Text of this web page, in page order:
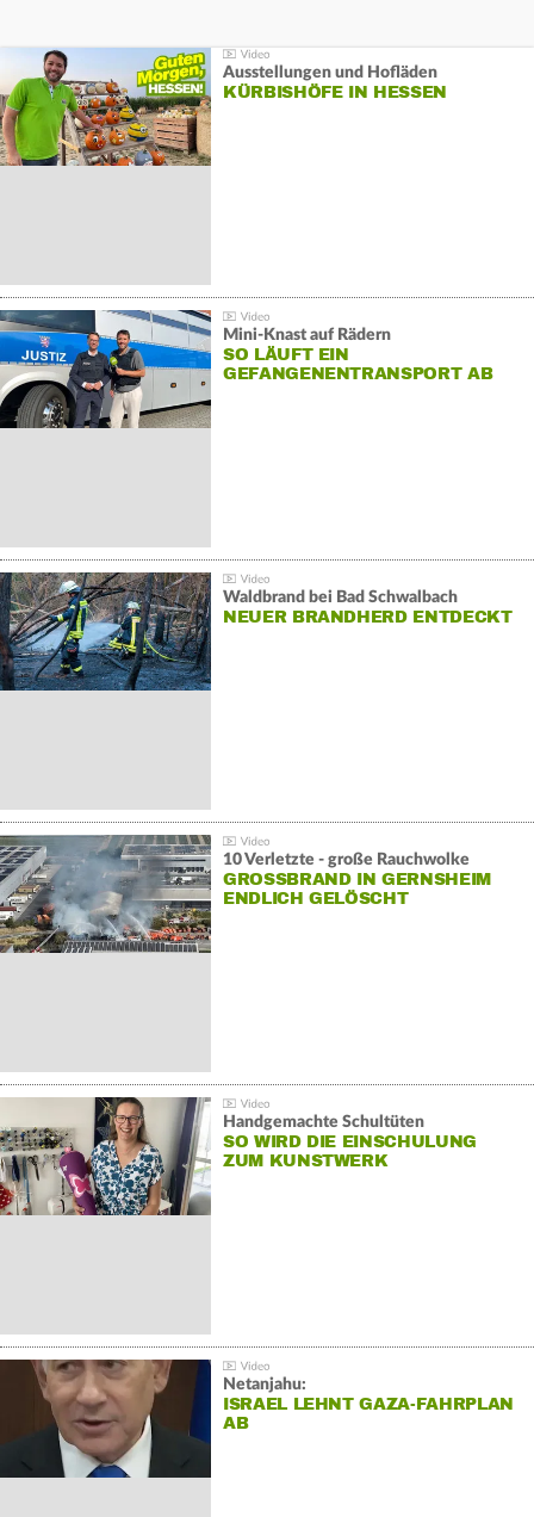
Ausstellungen und Hofläden
KÜRBISHÖFE IN HESSEN
Mini-Knast auf Rädern
SO LÄUFT EIN
GEFANGENENTRANSPORT AB
Waldbrand bei Bad Schwalbach
NEUER BRANDHERD ENTDECKT
10 Verletzte - große Rauchwolke
GROSSBRAND IN GERNSHEIM E
NDLICH GELÖSCHT
Handgemachte Schultüten
SO WIRD DIE EINSCHULUNG
ZUM KUNSTWERK
Netanjahu:
ISRAEL LEHNT GAZA-FAHRPLAN
AB